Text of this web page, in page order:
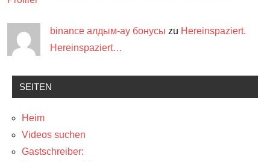
binance алдым-ау бонусы zu Hereinspaziert.
Hereinspaziert…
SEITEN
Heim
Videos suchen
Gastschreiber: